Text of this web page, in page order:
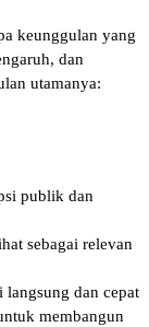
keunggulan yang
dan
utamanya:
publik dan
sebagai relevan
dan cepat
membangun